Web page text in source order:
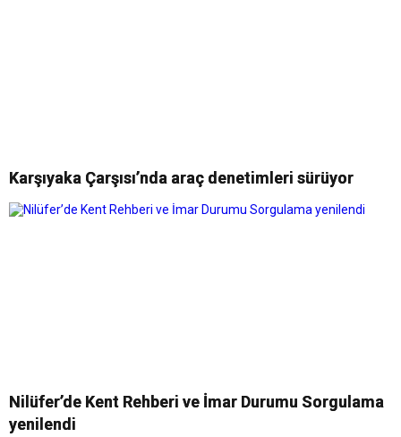
Karşıyaka Çarşısı’nda araç denetimleri sürüyor
Nilüfer’de Kent Rehberi ve İmar Durumu Sorgulama
yenilendi